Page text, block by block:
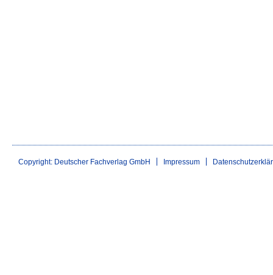
Copyright: Deutscher Fachverlag GmbH Impressum